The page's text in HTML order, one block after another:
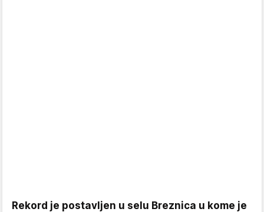
Rekord je postavljen u selu Breznica u kome je